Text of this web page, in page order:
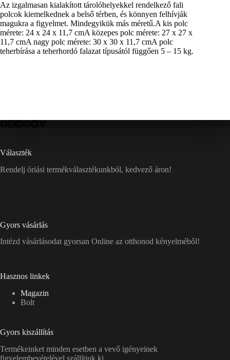
Az izgalmasan kialakított tárolóhelyekkel rendelkező fali
polcok kiemelkednek a belső térben, és könnyen felhívják
magukra a figyelmet. Mindegyikük más méretű.A kis polc
mérete: 24 x 24 x 11,7 cmA közepes polc mérete: 27 x 27 x
11,7 cmA nagy polc mérete: 30 x 30 x 11,7 cmA polc
teherbírása a teherhordó falazat típusától függően 5 – 15 kg.
Választék
Rendelj óriási termékválasztékunkból, kedvező áron!
Gyors vásárlás
Intézd vásárlásodat gyorsan Online az otthonod kényelméből!
Hasznos linkek
Magazin
Bolt
Gyors kiszállítás
Termékeinket minden esetben a vevő igényeinek
figyelembevételével szállítjuk ki.